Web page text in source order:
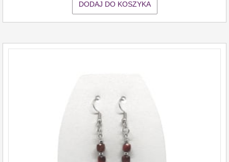
DODAJ DO KOSZYKA